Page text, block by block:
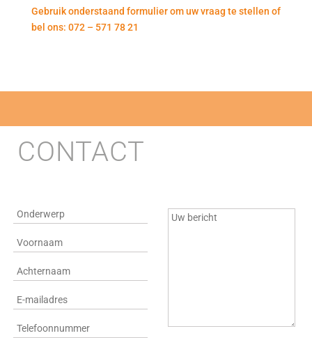
Gebruik onderstaand formulier om uw vraag te stellen of
bel ons: 072 – 571 78 21
CONTACT